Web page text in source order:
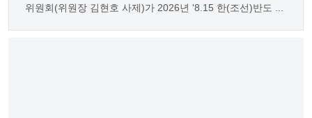
위원회(위원장 김현호 사제)가 2026년 '8.15 한(조선)반도 ...